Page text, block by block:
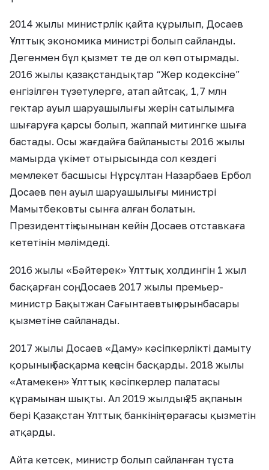
2014 жылы министрлік қайта құрылып, Досаев
Ұлттық экономика министрі болып сайланды.
Дегенмен бұл қызмет те де ол көп отырмады.
2016 жылы қазақстандықтар “Жер кодексіне”
енгізілген түзетулерге, атап айтсақ, 1,7 млн
гектар ауыл шаруашылығы жерін сатылымға
шығаруға қарсы болып, жаппай митингке шыға
бастады. Осы жағдайға байланысты 2016 жылы
мамырда үкімет отырысында сол кездегі
мемлекет басшысы Нұрсұлтан Назарбаев Ербол
Досаев пен ауыл шаруашылығы министрі
Мамытбековты сынға алған болатын.
Президенттің сынынан кейін Досаев отставкаға
кететінін мәлімдеді.
2016 жылы «Бәйтерек» Ұлттық холдингін 1 жыл
басқарған соң, Досаев 2017 жылы премьер-
министр Бақытжан Сағынтаевтың орынбасары
қызметіне сайланады.
2017 жылы Досаев «Даму» кәсіпкерлікті дамыту
қорының басқарма кеңесін басқарды. 2018 жылы
«Атамекен» Ұлттық кәсіпкерлер палатасы
құрамынан шықты. Ал 2019 жылдың 25 ақпанын
бері Қазақстан Ұлттық банкінің төрағасы қызметін
атқарды.
Айта кетсек, министр болып сайланған тұста